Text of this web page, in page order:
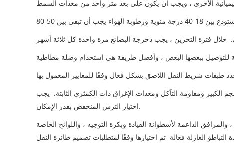
ومقاومة التآكل ومعدات الإغراق ذات الكمثرى الثابتة. يجب
اختيار الترس المنخفض بقدر الإمكان.
الداعمة لأسطوانة القيادة وبكرة التوجيه ، واللوائح الخاصة